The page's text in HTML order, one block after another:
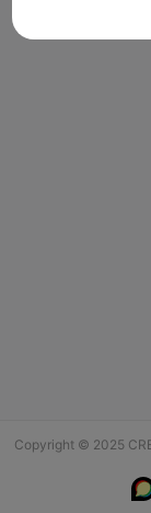
Copyright © 2025